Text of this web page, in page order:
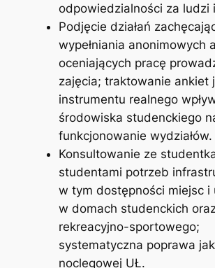
odpowiedzialności za ludzi
Podjęcie działań
wypełniania anonimowych
oceniających pracę
zajęcia; traktowanie ankiet
instrumentu realnego
środowiska studenckiego
funkcjonowanie wydziałów.
Konsultowanie ze
studentami potrzeb
w tym dostępności miejsc i
w domach studenckich
rekreacyjno-sportowego;
systematyczna poprawa
noclegowej UŁ.